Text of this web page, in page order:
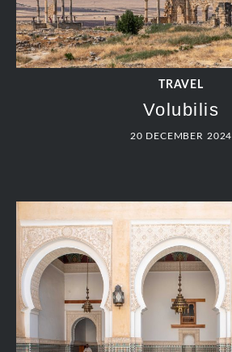
TRAVEL
Volubilis
20 DECEMBER 2024